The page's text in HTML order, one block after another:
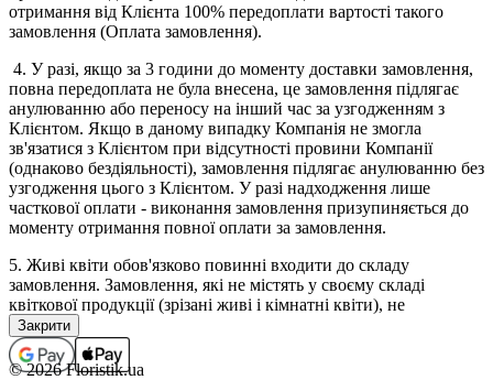
отримання від Клієнта 100% передоплати вартості такого
замовлення (Оплата замовлення).
4. У разі, якщо за 3 години до моменту доставки замовлення,
повна передоплата не була внесена, це замовлення підлягає
анулюванню або переносу на інший час за узгодженням з
Клієнтом. Якщо в даному випадку Компанія не змогла
зв'язатися з Клієнтом при відсутності провини Компанії
(однаково бездіяльності), замовлення підлягає анулюванню без
узгодження цього з Клієнтом. У разі надходження лише
часткової оплати - виконання замовлення призупиняється до
моменту отримання повної оплати за замовлення.
5. Живі квіти обов'язково повинні входити до складу
замовлення. Замовлення, які не містять у своєму складі
квіткової продукції (зрізані живі і кімнатні квіти), не
приймаються, а помилково прийняті підлягають анулюванню
(з поверненням коштів, якщо замовлення було оплачено). В
окремих випадках виконання замовлень, які не містять у
© 2026 Floristik.ua